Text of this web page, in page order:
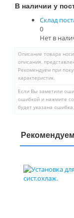
В наличии у
Склад
0
Нет в
Описание товара
описания,
Рекомендуем при
характеристик.
Если Вы заметили
ошибкой и нажмите
будет указана
Рекомендуем